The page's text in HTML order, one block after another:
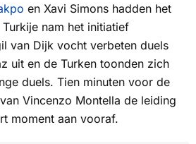
en Xavi Simons hadden het
nam het initiatief
van Dijk vocht verbeten duels
uit en de Turken toonden zich
duels. Tien minuten voor de
Vincenzo Montella de leiding
moment aan vooraf.